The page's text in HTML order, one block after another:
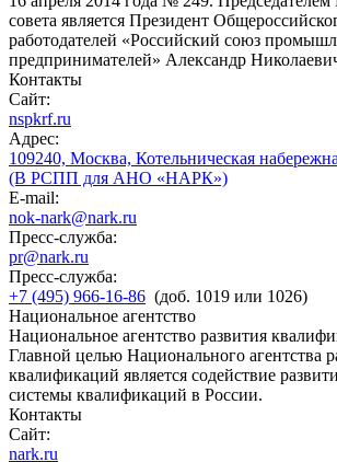
совета является Президент
работодателей «Российский союз
предпринимателей» Александр
Контакты
Сайт:
nspkrf.ru
Адрес:
109240, Москва, Котельническая
(В РСПП для АНО «НАРК»)
E-mail:
nok-nark@nark.ru
Пресс-служба:
pr@nark.ru
Пресс-служба:
+7 (495) 966-16-86 (доб. 1019 или 1026)
Национальное агентство
Национальное агентство развития
Главной целью Национального агентства
квалификаций является содействие
системы квалификаций в России.
Контакты
Сайт:
nark.ru